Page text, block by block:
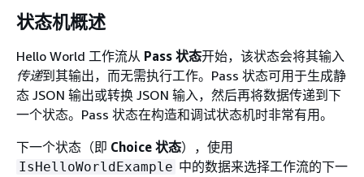
状态机概述
Hello World 工作流从 Pass 状态开始，该状态会将其输入
传递到其输出，而无需执行工作。Pass 状态可用于生成静
态 JSON 输出或转换 JSON 输入，然后再将数据传递到下
一个状态。Pass 状态在构造和调试状态机时非常有用。
下一个状态（即 Choice 状态），使用
IsHelloWorldExample 中的数据来选择工作流的下一